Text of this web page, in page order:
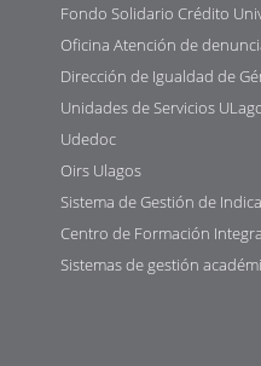
Fondo Solidario Crédito
Oficina Atención de
Dirección de Igualdad de
Unidades de Servicios
Udedoc
Oirs Ulagos
Sistema de Gestión de
Centro de Formación
Sistemas de gestión